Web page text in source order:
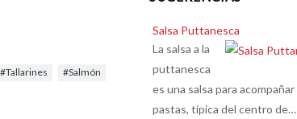
Tallarines
Salmón
Salsa Puttanesca
La salsa a la
puttanesca
es una salsa para acompañar
pastas, típica del centro de…